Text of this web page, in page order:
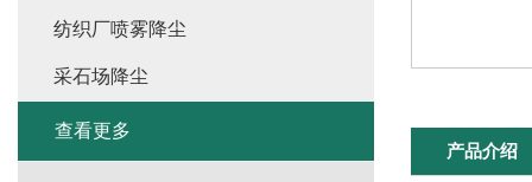
产品介绍
纺织厂喷雾降尘
采石场降尘
查看更多